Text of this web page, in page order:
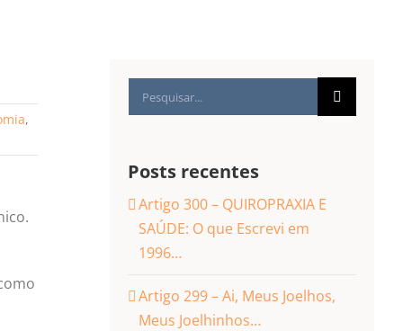
,
resultados
Posts recentes
Artigo 300 – QUIROPRAXIA E
SAÚDE: O que Escrevi em
1996…
Artigo 299 – Ai, Meus Joelhos,
Meus Joelhinhos…